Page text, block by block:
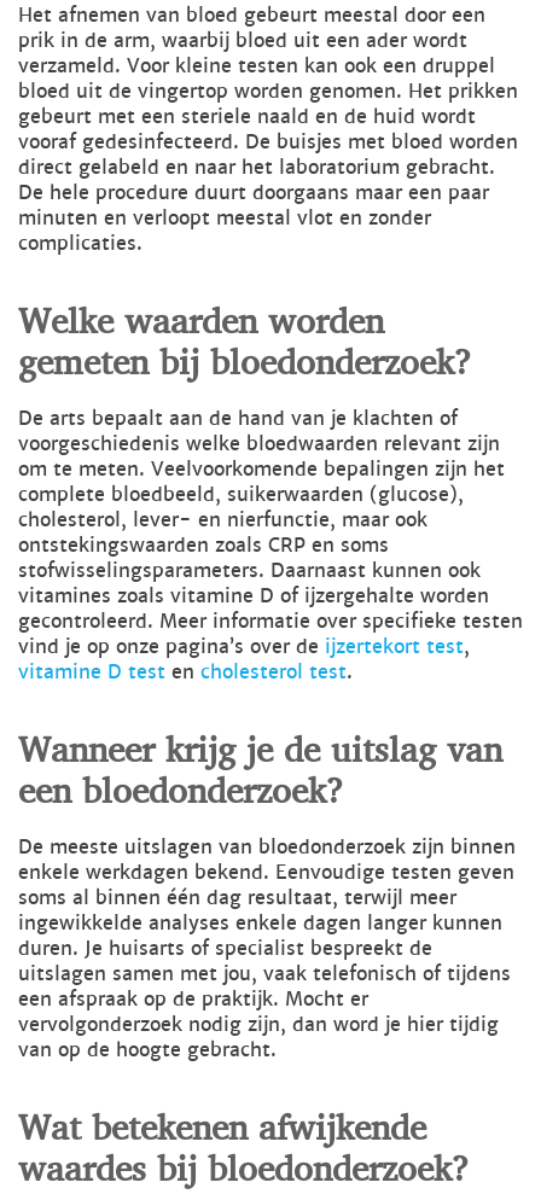
Het afnemen van bloed gebeurt meestal door een
prik in de arm, waarbij bloed uit een ader wordt
verzameld. Voor kleine testen kan ook een druppel
bloed uit de vingertop worden genomen. Het prikken
gebeurt met een steriele naald en de huid wordt
vooraf gedesinfecteerd. De buisjes met bloed worden
direct gelabeld en naar het laboratorium gebracht.
De hele procedure duurt doorgaans maar een paar
minuten en verloopt meestal vlot en zonder
complicaties.
Welke waarden worden
gemeten bij bloedonderzoek?
De arts bepaalt aan de hand van je klachten of
voorgeschiedenis welke bloedwaarden relevant zijn
om te meten. Veelvoorkomende bepalingen zijn het
complete bloedbeeld, suikerwaarden (glucose),
cholesterol, lever- en nierfunctie, maar ook
ontstekingswaarden zoals CRP en soms
stofwisselingsparameters. Daarnaast kunnen ook
vitamines zoals vitamine D of ijzergehalte worden
gecontroleerd. Meer informatie over specifieke testen
vind je op onze pagina’s over de ijzertekort test,
vitamine D test en cholesterol test.
Wanneer krijg je de uitslag van
een bloedonderzoek?
De meeste uitslagen van bloedonderzoek zijn binnen
enkele werkdagen bekend. Eenvoudige testen geven
soms al binnen één dag resultaat, terwijl meer
ingewikkelde analyses enkele dagen langer kunnen
duren. Je huisarts of specialist bespreekt de
uitslagen samen met jou, vaak telefonisch of tijdens
een afspraak op de praktijk. Mocht er
vervolgonderzoek nodig zijn, dan word je hier tijdig
van op de hoogte gebracht.
Wat betekenen afwijkende
waardes bij bloedonderzoek?